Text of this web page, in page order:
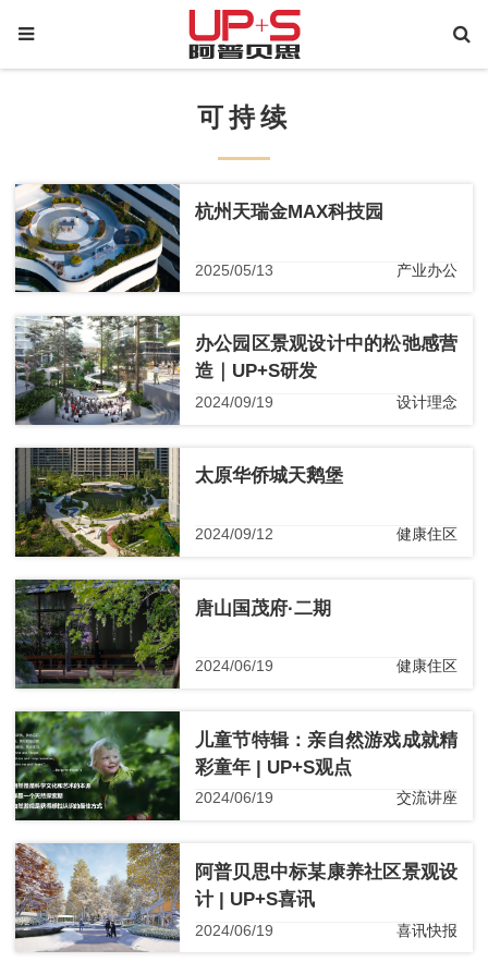
可持续
杭州天瑞金MAX科技园
2025/05/13 产业办公
办公园区景观设计中的松弛感营
造｜UP+S研发
2024/09/19 设计理念
太原华侨城天鹅堡
2024/09/12 健康住区
唐山国茂府·二期
2024/06/19 健康住区
儿童节特辑：亲自然游戏成就精
彩童年 | UP+S观点
2024/06/19 交流讲座
阿普贝思中标某康养社区景观设
计 | UP+S喜讯
2024/06/19 喜讯快报